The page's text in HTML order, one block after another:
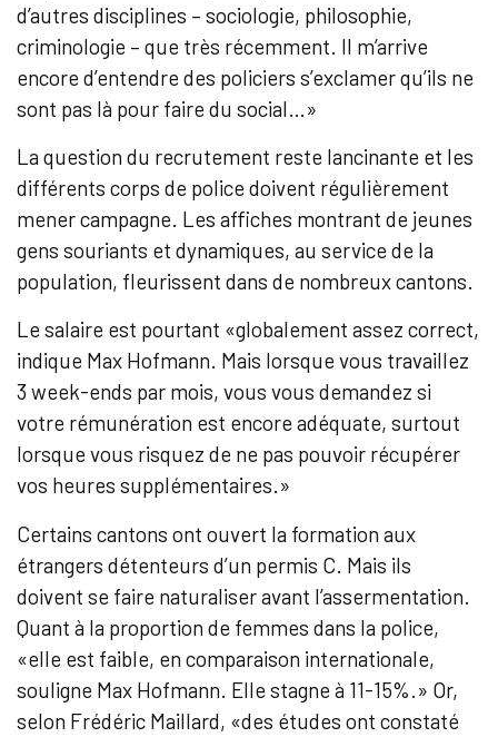
d’autres disciplines – sociologie, philosophie,
criminologie – que très récemment. Il m’arrive
encore d’entendre des policiers s’exclamer qu’ils ne
sont pas là pour faire du social…»
La question du recrutement reste lancinante et les
différents corps de police doivent régulièrement
mener campagne. Les affiches montrant de jeunes
gens souriants et dynamiques, au service de la
population, fleurissent dans de nombreux cantons.
Le salaire est pourtant «globalement assez correct,
indique Max Hofmann. Mais lorsque vous travaillez
3 week-ends par mois, vous vous demandez si
votre rémunération est encore adéquate, surtout
lorsque vous risquez de ne pas pouvoir récupérer
vos heures supplémentaires.»
Certains cantons ont ouvert la formation aux
étrangers détenteurs d’un permis C. Mais ils
doivent se faire naturaliser avant l’assermentation.
Quant à la proportion de femmes dans la police,
«elle est faible, en comparaison internationale,
souligne Max Hofmann. Elle stagne à 11-15%.» Or,
selon Frédéric Maillard, «des études ont constaté